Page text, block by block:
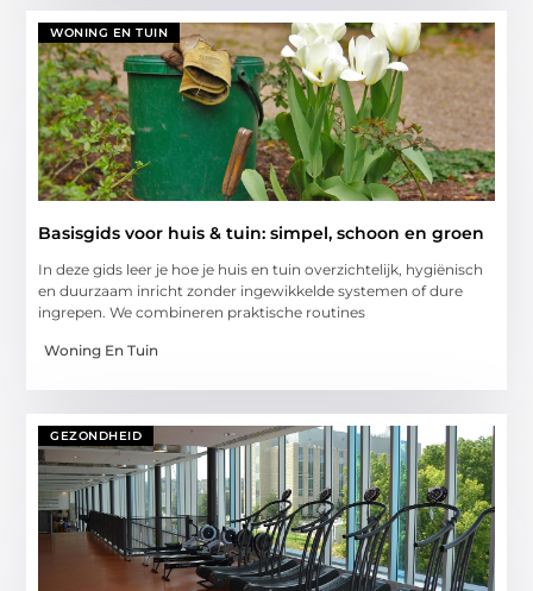
WONING EN TUIN
Basisgids voor huis & tuin: simpel, schoon en groen
In deze gids leer je hoe je huis en tuin overzichtelijk, hygiënisch
en duurzaam inricht zonder ingewikkelde systemen of dure
ingrepen. We combineren praktische routines
Woning En Tuin
GEZONDHEID